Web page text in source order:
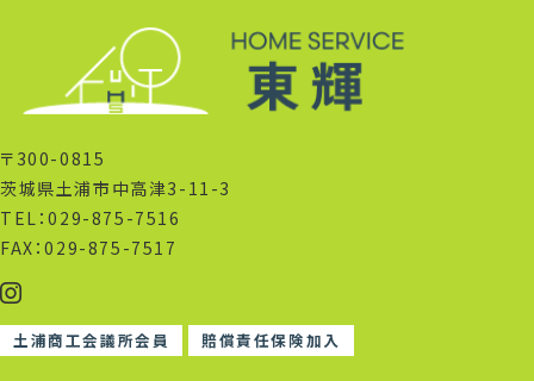
〒300-0815
茨城県土浦市中高津3-11-3
TEL：029-875-7516
FAX：029-875-7517
土浦商工会議所会員 賠償責任保険加入